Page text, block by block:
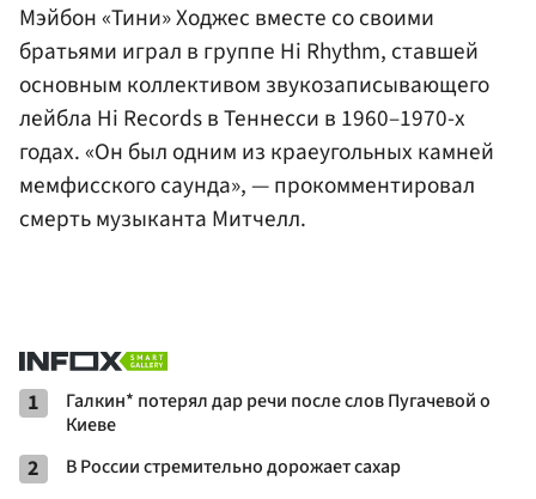
Мэйбон «Тини» Ходжес вместе со своими
братьями играл в группе Hi Rhythm, ставшей
основным коллективом звукозаписывающего
лейбла Hi Records в Теннесси в 1960–1970-х
годах. «Он был одним из краеугольных камней
мемфисского саунда», — прокомментировал
смерть музыканта Митчелл.
1
Галкин* потерял дар речи после слов Пугачевой о
Киеве
2 В России стремительно дорожает сахар